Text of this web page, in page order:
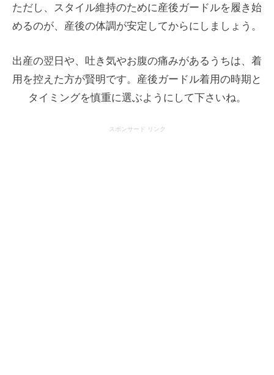
ただし、スタイル維持のために産後ガードルを履き始
めるのが、産後の体調が安定してからにしましょう。
出産の翌日や、吐き気やお腹の痛みがあるうちは、着
用を控えた方が賢明です。産後ガードル着用の時期と
タイミングを慎重に選ぶようにして下さいね。
スポンサード リンク